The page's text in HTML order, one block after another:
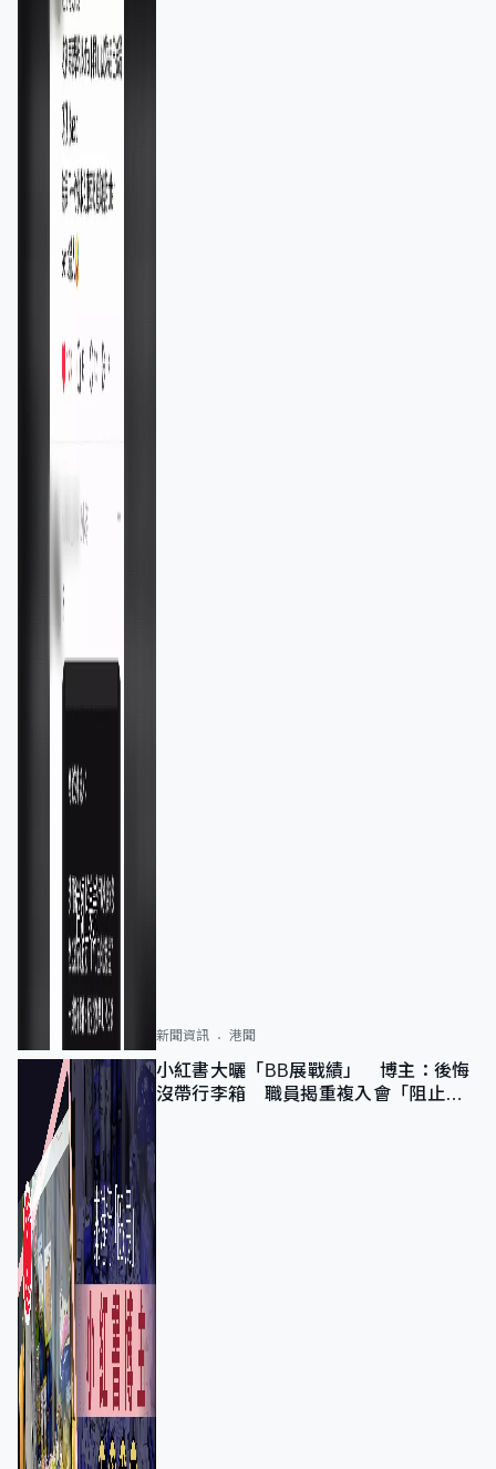
新聞資訊 港聞
小紅書大曬「BB展戰績」 博主：後悔
沒帶行李箱 職員揭重複入會「阻止唔